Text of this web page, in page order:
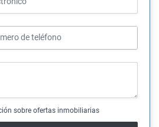
sobre ofertas inmobiliarias